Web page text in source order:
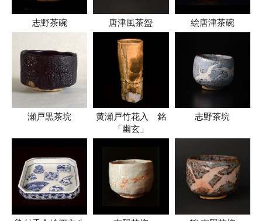
志野茶碗 唐津風茶盌 絵唐津茶碗
瀬戸黒茶垸
黄瀬戸竹花入 銘
「幽玄」
志野茶垸